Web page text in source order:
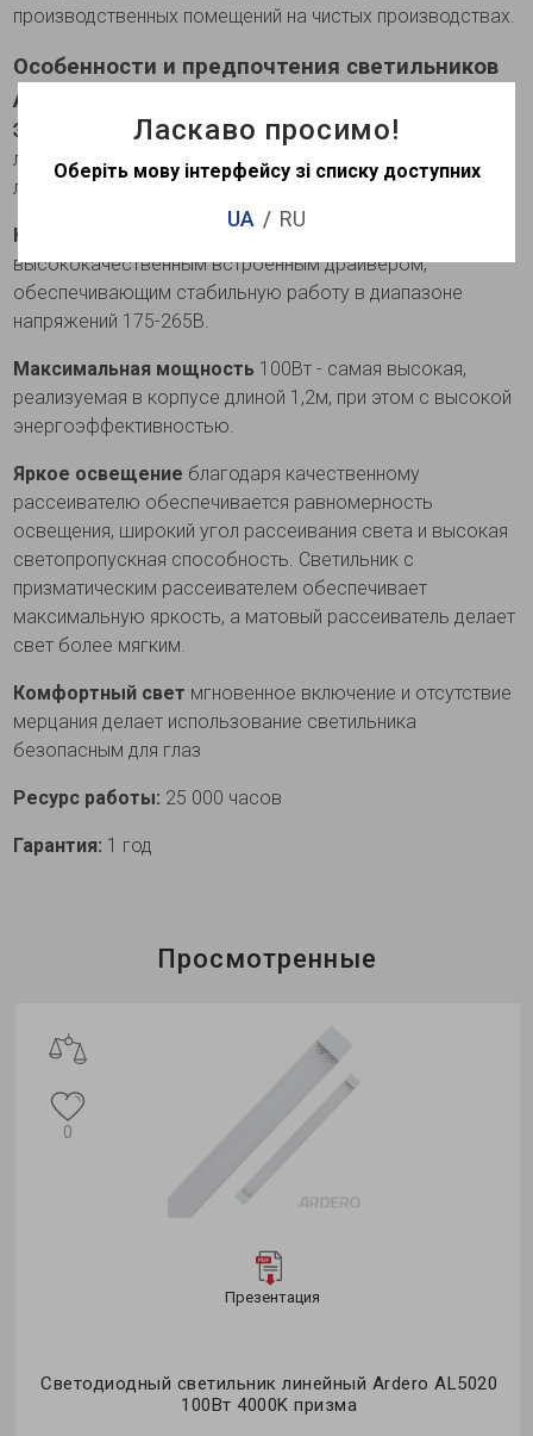
производственных помещений на чистых производствах.
Особенности и предпочтения светильников
Ardero AL5020
Экономия электроэнергиидо 50% по сравнению с
люминесцентными светильниками и 90% по сравнению с
лампами накаливания
Качественная электроника
высококачественным встроенным драйвером,
обеспечивающим стабильную работу в диапазоне
напряжений 175-265В.
Максимальная мощность 100Вт - самая высокая,
реализуемая в корпусе длиной 1,2м, при этом с высокой
энергоэффективностью.
Яркое освещение благодаря качественному
рассеивателю обеспечивается равномерность
освещения, широкий угол рассеивания света и высокая
светопропускная способность. Светильник с
призматическим рассеивателем обеспечивает
максимальную яркость, а матовый рассеиватель делает
свет более мягким.
Комфортный свет мгновенное включение и отсутствие
мерцания делает использование светильника
безопасным для глаз
Ресурс работы: 25 000 часов
Гарантия: 1 год
Просмотренные
Презентация
Светодиодный светильник линейный Ardero AL5020
100Вт 4000K призма
0
Ласкаво просимо!
Оберіть мову інтерфейсу зі списку доступних
UA RU